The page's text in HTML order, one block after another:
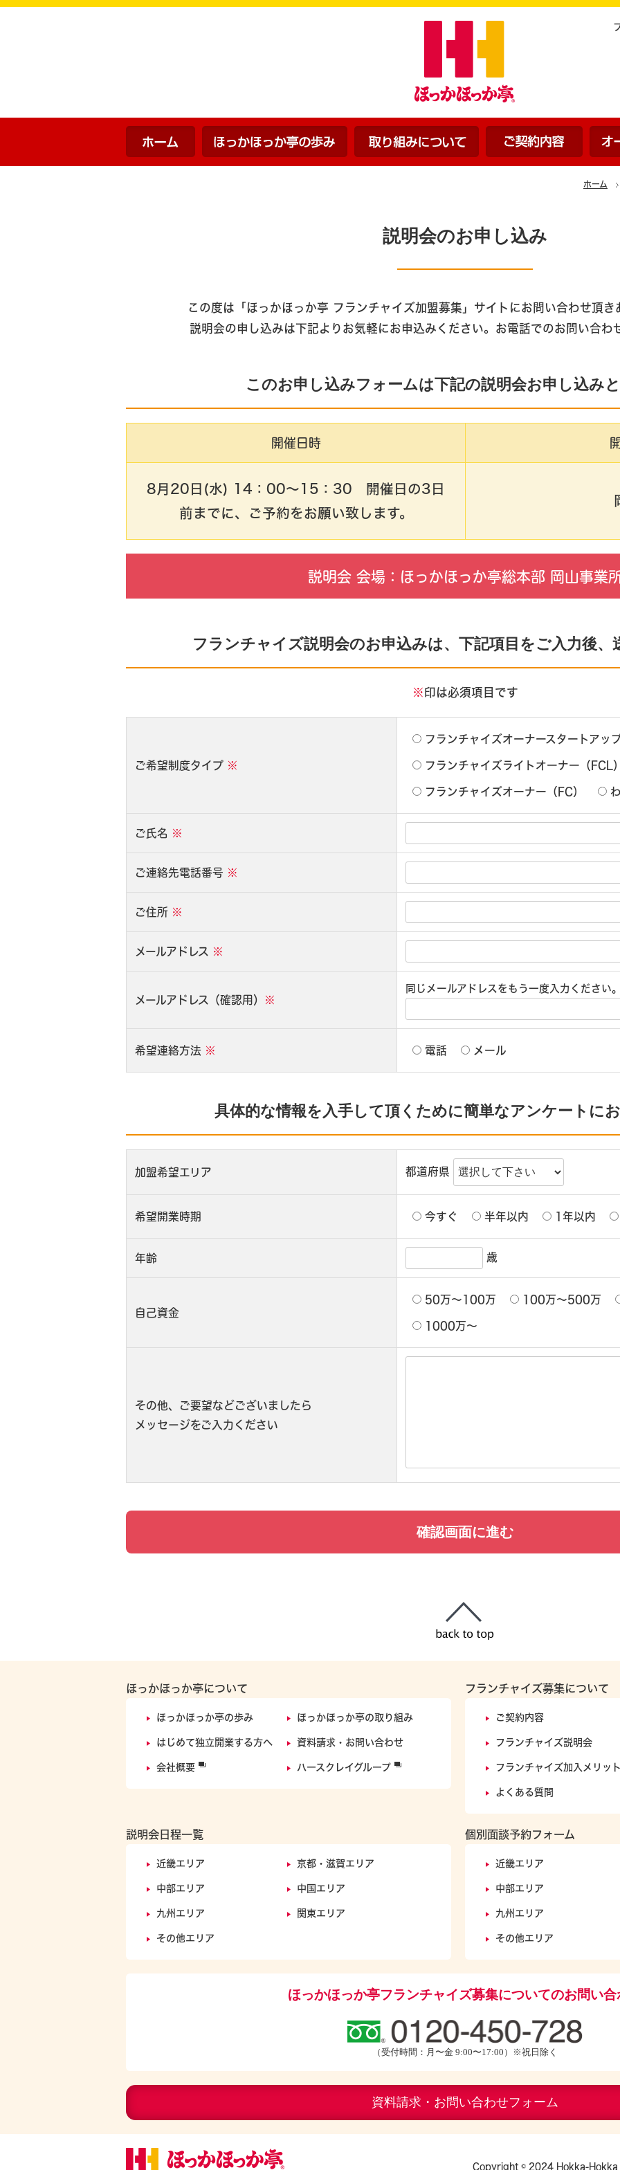
ホーム ほっかほっか亭の歩み ほっかほっか亭の取り組みに
ご契約
ホーム
説明会のお申し込み
この度は「ほっかほっか亭 フランチャイズ加盟募集」サイトにお問い合わせ頂き
説明会の申し込みは下記よりお気軽にお申込みください。お電話でのお問い合わ
このお申し込みフォームは下記の説明会お申し込み
開催日時
8月20日(水) 14：00〜15：30 開催日の3日
前までに、ご予約をお願い致します。
説明会 会場：ほっかほっか亭総本部 岡山事業
フランチャイズ説明会のお申込みは、下記項目をご入力後、
※印は必須項目です
ご希望制度タイプ ※
フランチャイズオーナースタートアッ
フランチャイズライトオーナー（FCL）
フランチャイズオーナー（FC）
ご氏名 ※
ご連絡先電話番号 ※
ご住所 ※
メールアドレス ※
メールアドレス（確認用） ※
同じメールアドレスをもう一度入力ください。
希望連絡方法 ※ 電話 メール
具体的な情報を入手して頂くために簡単なアンケートに
加盟希望エリア 都道府県
希望開業時期 今すぐ 半年以内 1年以内
年齢 歳
自己資金
50万〜100万 100万〜500万
1000万〜
その他、ご要望などございましたら
メッセージをご入力ください
ほっかほっか亭について
ほっかほっか亭の歩み
ほっかほっか亭の取り組み
はじめて独立開業する方へ
資料請求・お問い合わせ
会社概要
ハースクレイグループ
フランチャイズ募集について
ご契約内容
フランチャイズ説明会
フランチャイズ加入メリット
よくある質問
説明会日程一覧
近畿エリア
京都・滋賀エリア
中部エリア
中国エリア
九州エリア
関東エリア
その他エリア
個別面談予約フォーム
近畿エリア
中部エリア
九州エリア
その他エリア
ほっかほっか亭フランチャイズ募集についてのお問い合
（受付時間：月〜金 9:00〜17:00）※祝日除く
資料請求・お問い合わせフォーム
Copyright © 2024 Hokka-